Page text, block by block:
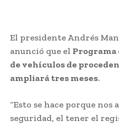
El presidente Andrés
anunció que el
de vehículos de
ampliará tres meses.
“Esto se hace porque nos
seguridad, el tener el